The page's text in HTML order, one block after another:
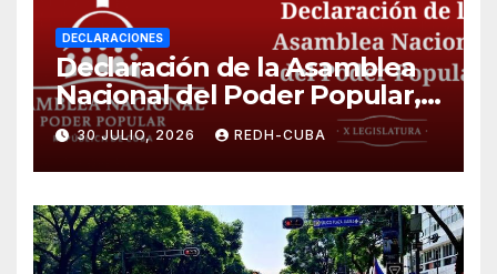
DECLARACIONES
Declaración de la Asamblea
Nacional del Poder Popular,
¡Cesen el cerco energético y
el castigo colectivo al pueblo
cubano!
30 JULIO, 2026 REDH-CUBA